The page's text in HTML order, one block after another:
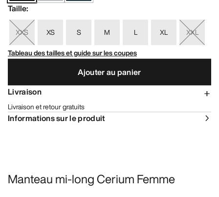
Taille:
XXS XS S M L XL
XXL
Tableau des tailles et guide sur les coupes
Ajouter au panier
Livraison
Livraison et retour gratuits
Informations sur le produit
Manteau mi-long Cerium Femme